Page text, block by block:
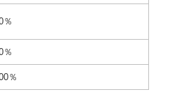
た事項を遵守するものとしま
通達（注１）に基づき、貸渡
転免許の種類及び運転免許証
％
％
％